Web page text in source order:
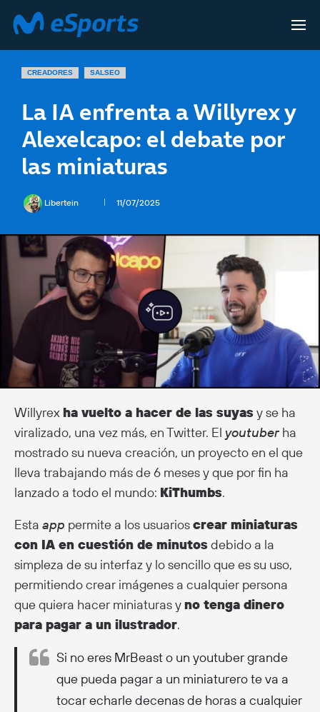
CREADORES SALSEO
La IA enfrenta a Willyrex y
Alexelcapo: el debate por
las miniaturas
Libertein 11/07/2025
Willyrex ha vuelto a hacer de las suyas y se ha
viralizado, una vez más, en Twitter. El youtuber ha
mostrado su nueva creación, un proyecto en el que
lleva trabajando más de 6 meses y que por fin ha
lanzado a todo el mundo: KiThumbs.
Esta app permite a los usuarioscrear miniaturas
con IA en cuestión de minutos debido a la
simpleza de su interfaz y lo sencillo que es su uso,
permitiendo crear imágenes a cualquier persona
que quiera hacer miniaturas yno tenga dinero
para pagar a un ilustrador.
Si no eres MrBeast o un youtuber grande
que pueda pagar a un miniaturero te va a
tocar echarle decenas de horas a cualquier